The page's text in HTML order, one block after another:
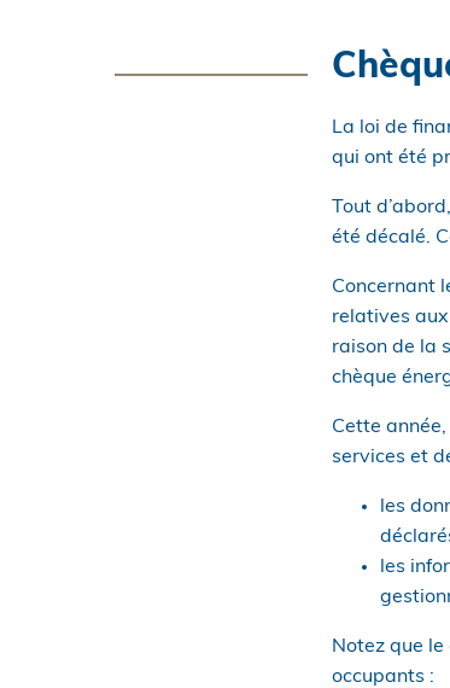
La loi de
qui ont été
Tout
été décalé.
Concernant
relatives
raison de la
chèque
Cette
services et
les
les
Notez que
occupants :